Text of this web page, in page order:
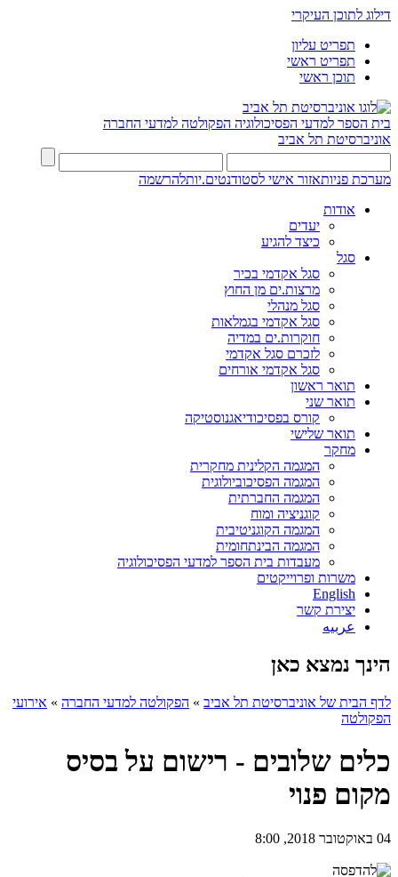
דילוג לתוכן העיקרי
תפריט עליון
תפריט ראשי
תוכן ראשי
בית הספר למדעי הפסיכולוגיה הפקולטה למדעי החברה
אוניברסיטת תל אביב
מערכת פניותאזור אישי לסטודנטים.יותלהרשמה
אודות
יעדים
כיצד להגיע
סגל
סגל אקדמי בכיר
מרצות.ים מן החוץ
סגל מנהלי
סגל אקדמי בגמלאות
חוקרות.ים במדיה
לזכרם סגל אקדמי
סגל אקדמי אורחים
תואר ראשון
תואר שני
קורס בפסיכודיאגנוסטיקה
תואר שלישי
מחקר
המגמה הקלינית מחקרית
המגמה הפסיכוביולוגית
המגמה החברתית
קוגניציה ומוח
המגמה הקוגניטיבית
המגמה הבינתחומית
מעבדות בית הספר למדעי הפסיכולוגיה
משרות ופרוייקטים
English
יצירת קשר
عربيه
הינך נמצא כאן
לדף הבית של אוניברסיטת תל אביב » הפקולטה למדעי החברה » אירועי
הפקולטה
כלים שלובים - רישום על בסיס
מקום פנוי
04 באוקטובר 2018, 8:00